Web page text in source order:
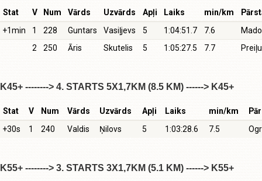
Stat V Num Vārds Uzvārds Apļi Laiks min/km
+1min
1 228 Guntars Vasiļjevs 5 1:04:51.7 7.6
2
250 Āris Skutelis 5 1:05:27.5 7.7
K45+ --------> 4. STARTS 5X1,7KM (8.5 KM) ------> K45+
Stat V Num Vārds Uzvārds Apļi Laiks min/km
+30s
1 240 Valdis Ņilovs 5 1:03:28.6 7.5
K55+ --------> 3. STARTS 3X1,7KM (5.1 KM) ------> K55+